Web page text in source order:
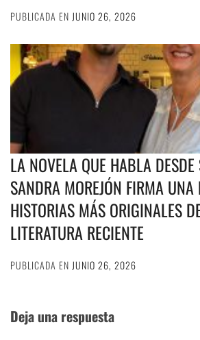
PUBLICADA EN JUNIO 26, 2026
LA NOVELA QUE HABLA DESDE
SANDRA MOREJÓN FIRMA UNA
HISTORIAS MÁS ORIGINALES
LITERATURA RECIENTE
PUBLICADA EN JUNIO 26, 2026
Deja una respuesta